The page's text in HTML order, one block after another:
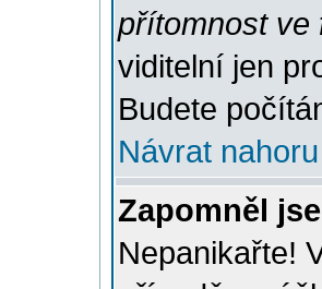
přítomnost ve
viditelní jen
Budete
Návrat nahoru
Zapomněl
Nepanikařte!